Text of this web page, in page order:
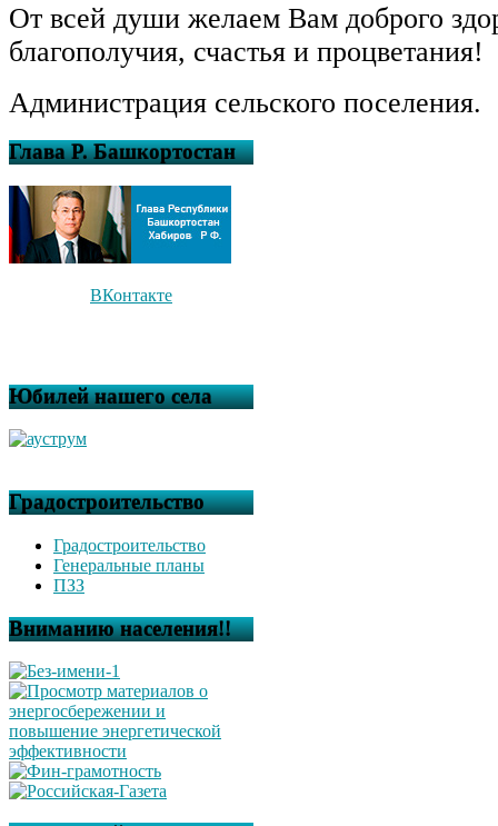
От всей души желаем Вам доброго
благополучия, счастья и процветания!
Администрация сельского поселения.
Глава Р. Башкортостан
ВКонтакте
Юбилей нашего села
Градостроительство
Градостроительство
Генеральные планы
ПЗЗ
Вниманию населения!!